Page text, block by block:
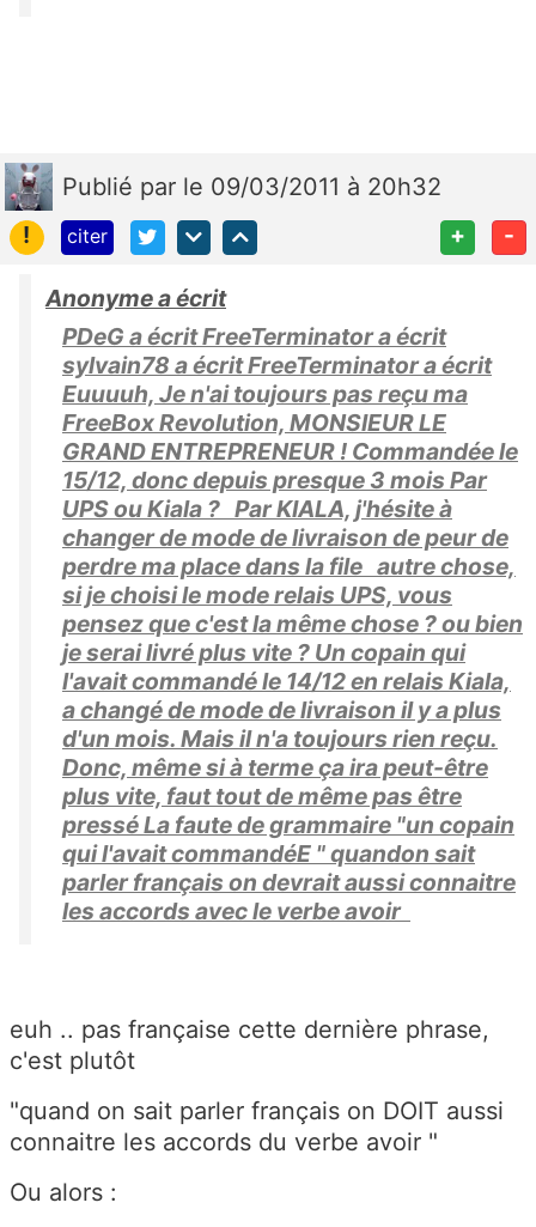
Publié par le 09/03/2011 à 20h32
!
citer + -
Anonyme a écrit
PDeG a écrit FreeTerminator a écrit
sylvain78 a écrit FreeTerminator a écrit
Euuuuh, Je n'ai toujours pas reçu ma
FreeBox Revolution, MONSIEUR LE
GRAND ENTREPRENEUR ! Commandée le
15/12, donc depuis presque 3 mois Par
UPS ou Kiala ? Par KIALA, j'hésite à
changer de mode de livraison de peur de
perdre ma place dans la file autre chose,
si je choisi le mode relais UPS, vous
pensez que c'est la même chose ? ou bien
je serai livré plus vite ? Un copain qui
l'avait commandé le 14/12 en relais Kiala,
a changé de mode de livraison il y a plus
d'un mois. Mais il n'a toujours rien reçu.
Donc, même si à terme ça ira peut-être
plus vite, faut tout de même pas être
pressé La faute de grammaire "un copain
qui l'avait commandéE " quandon sait
parler français on devrait aussi connaitre
les accords avec le verbe avoir
euh .. pas française cette dernière phrase,
c'est plutôt
"quand on sait parler français on DOIT aussi
connaitre les accords du verbe avoir "
Ou alors :